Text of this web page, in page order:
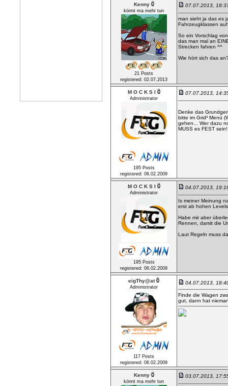
Kenny
könnt ma mehr tun
21 Posts
registered: 02.07.2013
07.07.2013,
man sieht ja das es
Fahrzeugklassen
So ein Vorschlag
das man mal an
Strecken fahren ^^
Wie hört sich das
M O C K S I
Administrator
195 Posts
registered: 06.02.2009
07.07.2013,
Denke das
bitte im Grid² Menü
gehen... Wer dazu
MUSS es FEST sein!
M O C K S I
Administrator
195 Posts
registered: 06.02.2009
04.07.2013,
Is meiner Meinung
erst ab hohen
Habe mir aber
Rennen, damit die
Laut Regeln muss
eigThy@at
Administrator
117 Posts
registered: 06.02.2009
04.07.2013,
Finde die Wagen
gut, dann hat
Kenny
könnt ma mehr tun
03.07.2013,